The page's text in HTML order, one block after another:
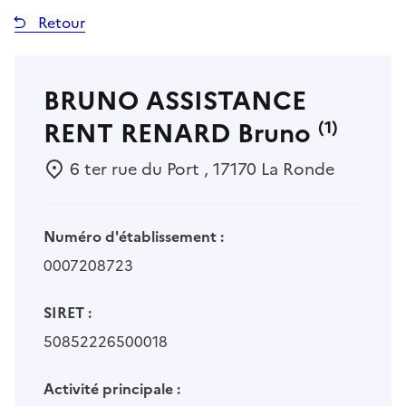
Retour
BRUNO ASSISTANCE
RENT RENARD Bruno (1)
6 ter rue du Port , 17170 La Ronde
Numéro d'établissement :
0007208723
SIRET :
50852226500018
Activité principale :